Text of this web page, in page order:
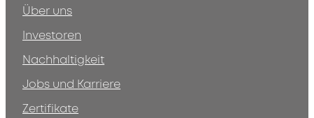
Über uns
Investoren
Nachhaltigkeit
Jobs und Karriere
Zertifikate